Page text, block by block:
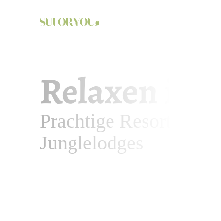
Relaxen in
Prachtige Resorts en
Junglelodges